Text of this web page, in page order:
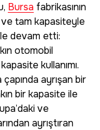
Bursa fabrikasının
tam kapasiteyle
devam etti:
otomobil
kullanımı.
ayrışan bir
bir kapasite ile
ve
ayrıştıran